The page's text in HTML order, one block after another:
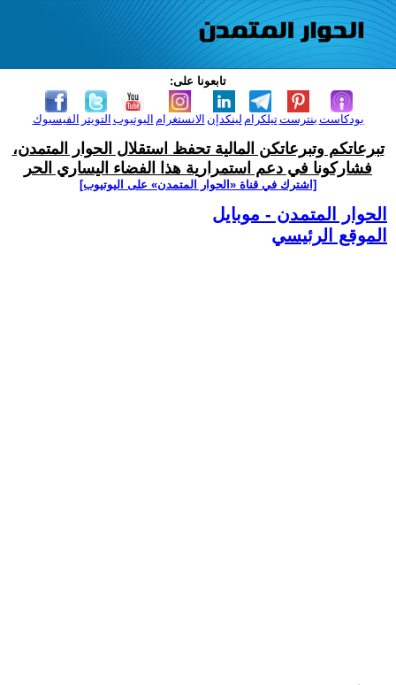
تابعونا على:
الفيسبوك التويتر اليوتيوب الانستغرام لينكدإن تيلكرامبنترست بودكاست
تبرعاتكم وتبرعاتكن المالية تحفظ استقلال الحوار المتمدن،
فشاركونا في دعم استمرارية هذا الفضاء اليساري الحر
[اشترك في قناة ‫«الحوار المتمدن» على اليوتيوب]
الحوار المتمدن - موبايل
الموقع الرئيسي